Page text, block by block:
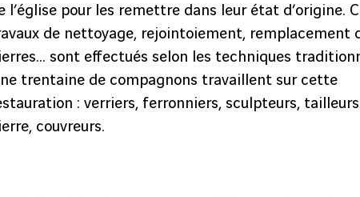
l’église pour les remettre dans leur état d’origine.
de nettoyage, rejointoiement, remplacement
sont effectués selon les techniques
trentaine de compagnons travaillent sur cette
: verriers, ferronniers, sculpteurs,
couvreurs.